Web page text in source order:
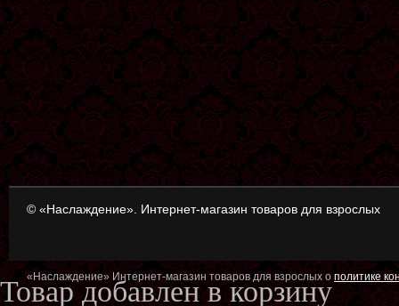
© «Наслаждение». Интернет-магазин товаров для взрослых
«Наслаждение» Интернет-магазин товаров для взрослых ополитике
Товар добавлен в корзину